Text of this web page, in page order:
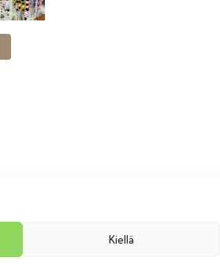
Kiellä